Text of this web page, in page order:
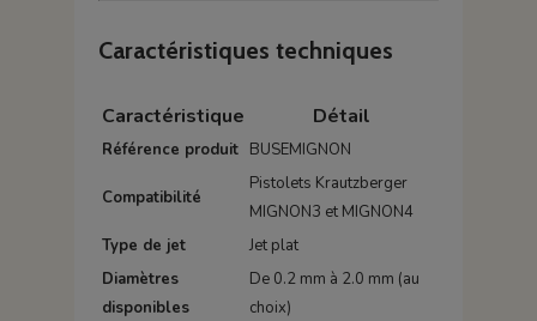
Caractéristiques techniques
Caractéristique Détail
Référence produit BUSEMIGNON
Compatibilité
Pistolets Krautzberger
MIGNON3 et MIGNON4
Type de jet
Jet plat
Diamètres
disponibles
De 0.2 mm à 2.0 mm (au
choix)